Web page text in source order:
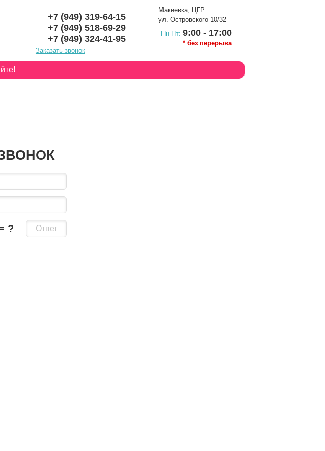
+7 (949) 319-64-15
+7 (949) 518-69-29
+7 (949) 324-41-95
Заказать звонок
Макеевка, ЦГР
ул. Островского 10/32
Пн-Пт:9:00 - 17:00
* без перерыва
?